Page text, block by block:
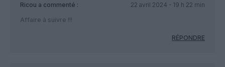
Ricou a commenté :
22 avril 2024 - 19 h 22 min
Affaire à suivre !!!
RÉPONDRE